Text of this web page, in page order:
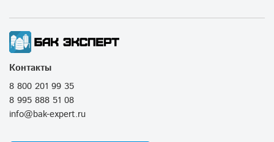
Контакты
8 800 201 99 35
8 995 888 51 08
info@bak-expert.ru